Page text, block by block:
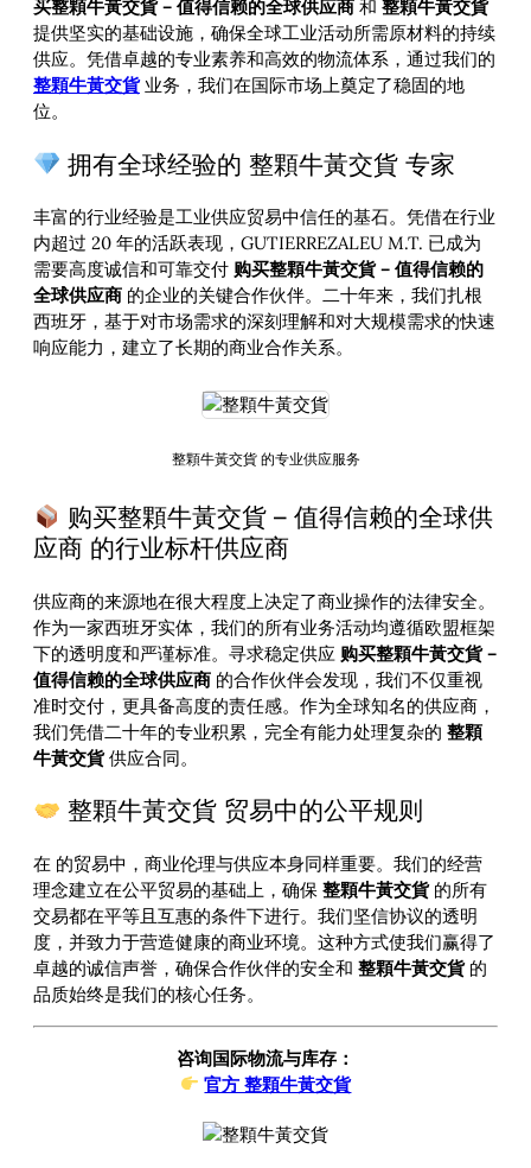
买整顆牛黃交貨 – 值得信赖的全球供应商 和 整顆牛黃交貨
提供坚实的基础设施，确保全球工业活动所需原材料的持续
供应。凭借卓越的专业素养和高效的物流体系，通过我们的
整顆牛黃交貨业务，我们在国际市场上奠定了稳固的地
位。
拥有全球经验的 整顆牛黃交貨 专家
丰富的行业经验是工业供应贸易中信任的基石。凭借在行业
内超过 20 年的活跃表现，GUTIERREZALEU M.T. 已成为
需要高度诚信和可靠交付 购买整顆牛黃交貨 – 值得信赖的
全球供应商 的企业的关键合作伙伴。二十年来，我们扎根
西班牙，基于对市场需求的深刻理解和对大规模需求的快速
响应能力，建立了长期的商业合作关系。
整顆牛黃交貨 的专业供应服务
购买整顆牛黃交貨 – 值得信赖的全球供
应商 的行业标杆供应商
供应商的来源地在很大程度上决定了商业操作的法律安全。
作为一家西班牙实体，我们的所有业务活动均遵循欧盟框架
下的透明度和严谨标准。寻求稳定供应 购买整顆牛黃交貨 –
值得信赖的全球供应商 的合作伙伴会发现，我们不仅重视
准时交付，更具备高度的责任感。作为全球知名的供应商，
我们凭借二十年的专业积累，完全有能力处理复杂的 整顆
牛黃交貨供应合同。
整顆牛黃交貨 贸易中的公平规则
在 的贸易中，商业伦理与供应本身同样重要。我们的经营
理念建立在公平贸易的基础上，确保 整顆牛黃交貨的所有
交易都在平等且互惠的条件下进行。我们坚信协议的透明
度，并致力于营造健康的商业环境。这种方式使我们赢得了
卓越的诚信声誉，确保合作伙伴的安全和 整顆牛黃交貨的
品质始终是我们的核心任务。
咨询国际物流与库存：
官方 整顆牛黃交貨